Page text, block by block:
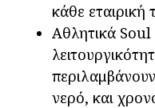
κάθε εταιρική
Αθλητικά
νερό, και